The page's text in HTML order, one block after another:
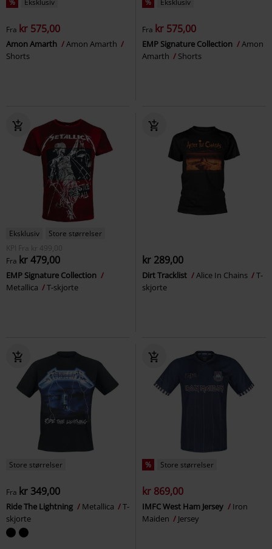
Fra kr 575,00
Amon Amarth
Amon Amarth
Shorts
Fra kr 575,00
EMP Signature Collection
Amon
Amarth
Shorts
Eksklusiv
Store størrelser
KPI
Fra kr 499,00
Fra kr 479,00
EMP Signature Collection
Metallica
T-skjorte
kr 289,00
Dirt Tracklist Alice In Chains
T-
skjorte
Store størrelser
Fra kr 349,00
Ride The Lightning Metallica
T-
skjorte
% Store størrelser
kr 869,00
IMFC West Ham Jersey
Iron
Maiden
Jersey